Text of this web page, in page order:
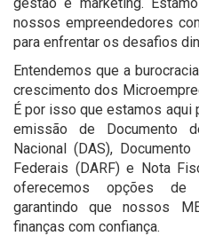
nossos empreendedores
para enfrentar os desafios
Entendemos que a
crescimento dos
É por isso que estamos
emissão de Documento
Nacional (DAS),
Federais (DARF) e Nota
oferecemos opções de
garantindo que nossos
finanças com confiança.